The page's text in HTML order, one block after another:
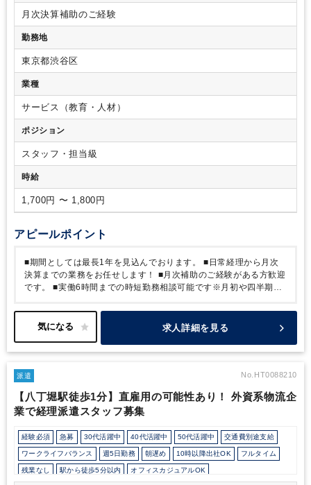
月次決算補助のご経験
勤務地
東京都渋谷区
業種
サービス（教育・人材）
ポジション
スタッフ・担当級
時給
1,700円 〜 1,800円
アピールポイント
■期間としては最長1年を見込んでおります。
■日常経理から月次
決算までの業務をお任せします！
■月次補助のご経験がある方歓迎
です。
■実働6時間までの時短勤務相談可能です※月初や四半期決
求人詳細を見る
派遣 No.HT0088210
【八丁堀駅徒歩1分】直雇用の可能性あり！ 外資系物流企
業で経理派遣スタッフ募集
経験必須 急募 30代活躍中 40代活躍中 50代活躍中 交通費別途支給
ワークライフバランス 週5日勤務 朝遅め 10時以降出社OK フルタイム
残業なし 駅から徒歩5分以内 オフィスカジュアルOK